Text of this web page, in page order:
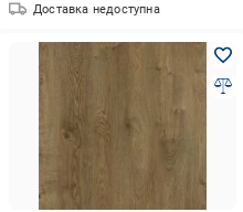
Доставка недоступна